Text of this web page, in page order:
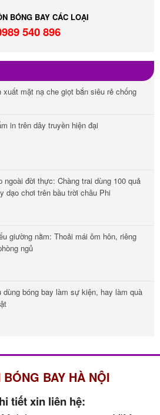
BÓNG BAY CÁC LOẠI
540 896
xuất mặt nạ che giọt bắn siêu rẻ chống
in trên dây truyền hiện đại
ngoài đời thực: Chàng trai dùng 100 quả
dạo chơi trên bầu trời châu Phi
giường nằm: Thoải mái ôm hôn, riêng
ngủ
dùng bóng bay làm sự kiện, hay làm quà
BAY HÀ NỘI
tiết xin liên hệ: